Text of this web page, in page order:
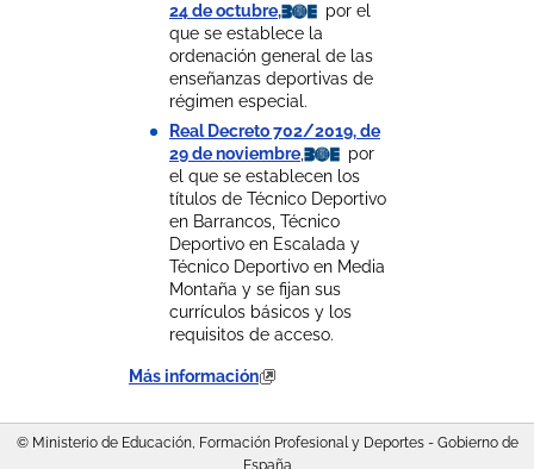
24 de octubre,
por el
que se establece la
ordenación general de las
enseñanzas deportivas de
régimen especial.
Real Decreto 702/2019, de
29 de noviembre,
por
el que se establecen los
títulos de Técnico Deportivo
en Barrancos, Técnico
Deportivo en Escalada y
Técnico Deportivo en Media
Montaña y se fijan sus
currículos básicos y los
requisitos de acceso.
Más información
© Ministerio de Educación, Formación Profesional y Deportes - Gobierno de